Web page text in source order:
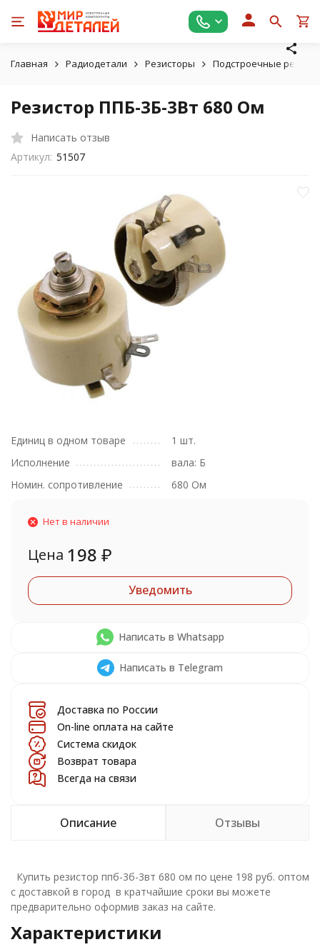
Главная Радиодетали Резисторы Подстроечные
Резистор ППБ-3Б-3Вт 680 Ом
Написать отзыв
Артикул: 51507
Единиц в одном товаре
1 шт.
Исполнение
вала: Б
Номин. сопротивление
680 Ом
Нет в наличии
Цена 198 ₽
Уведомить
Написать в Whatsapp
Написать в Telegram
Доставка по России
On-line оплата на сайте
Система скидок
Возврат товара
Всегда на связи
Описание Отзывы
Купить резистор ппб-3б-3вт 680 ом по цене 198 руб. оптом
с доставкой в город в кратчайшие сроки вы можете
предварительно оформив заказ на сайте.
Характеристики